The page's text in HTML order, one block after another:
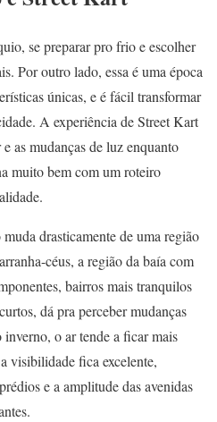
se preparar pro frio e escolher
Por outro lado, essa é uma época
únicas, e é fácil transformar
A experiência de Street Kart
as mudanças de luz enquanto
muito bem com um roteiro
drasticamente de uma região
céus, a região da baía com
bairros mais tranquilos
dá pra perceber mudanças
o ar tende a ficar mais
visibilidade fica excelente,
e a amplitude das avenidas